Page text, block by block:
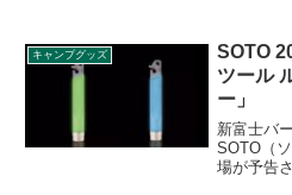
トングや
いいサイ
レビュー
キャンプグッズ
SOTO
ツール
ー」
新富士バ
SOTO（
場が予告